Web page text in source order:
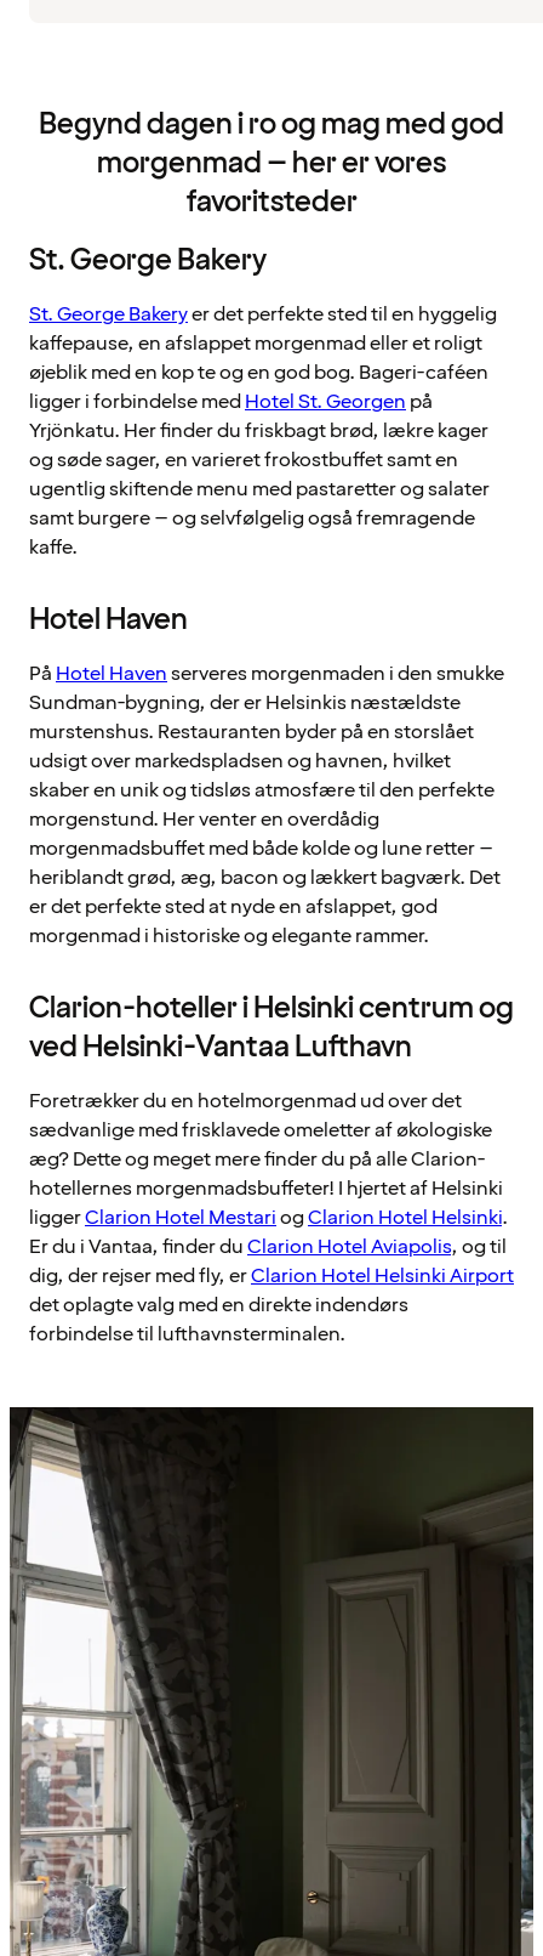
Begynd dagen i ro og mag med god
morgenmad – her er vores
favoritsteder
St. George Bakery
St. George Bakeryer det perfekte sted til en hyggelig
kaffepause, en afslappet morgenmad eller et roligt
øjeblik med en kop te og en god bog. Bageri-caféen
ligger i forbindelse medHotel St. Georgen på
Yrjönkatu. Her finder du friskbagt brød, lækre kager
og søde sager, en varieret frokostbuffet samt en
ugentlig skiftende menu med pastaretter og salater
samt burgere – og selvfølgelig også fremragende
kaffe.
Hotel Haven
På Hotel Havenserveres morgenmaden i den smukke
Sundman-bygning, der er Helsinkis næstældste
murstenshus. Restauranten byder på en storslået
udsigt over markedspladsen og havnen, hvilket
skaber en unik og tidsløs atmosfære til den perfekte
morgenstund. Her venter en overdådig
morgenmadsbuffet med både kolde og lune retter –
heriblandt grød, æg, bacon og lækkert bagværk. Det
er det perfekte sted at nyde en afslappet, god
morgenmad i historiske og elegante rammer.
Clarion-hoteller i Helsinki centrum og
ved Helsinki-Vantaa Lufthavn
Foretrækker du en hotelmorgenmad ud over det
sædvanlige med frisklavede omeletter af økologiske
æg? Dette og meget mere finder du på alle Clarion-
hotellernes morgenmadsbuffeter! I hjertet af Helsinki
liggerClarion Hotel MestariogClarion Hotel Helsinki.
Er du i Vantaa, finder duClarion Hotel Aviapolis, og til
dig, der rejser med fly, erClarion Hotel Helsinki Airport
det oplagte valg med en direkte indendørs
forbindelse til lufthavnsterminalen.